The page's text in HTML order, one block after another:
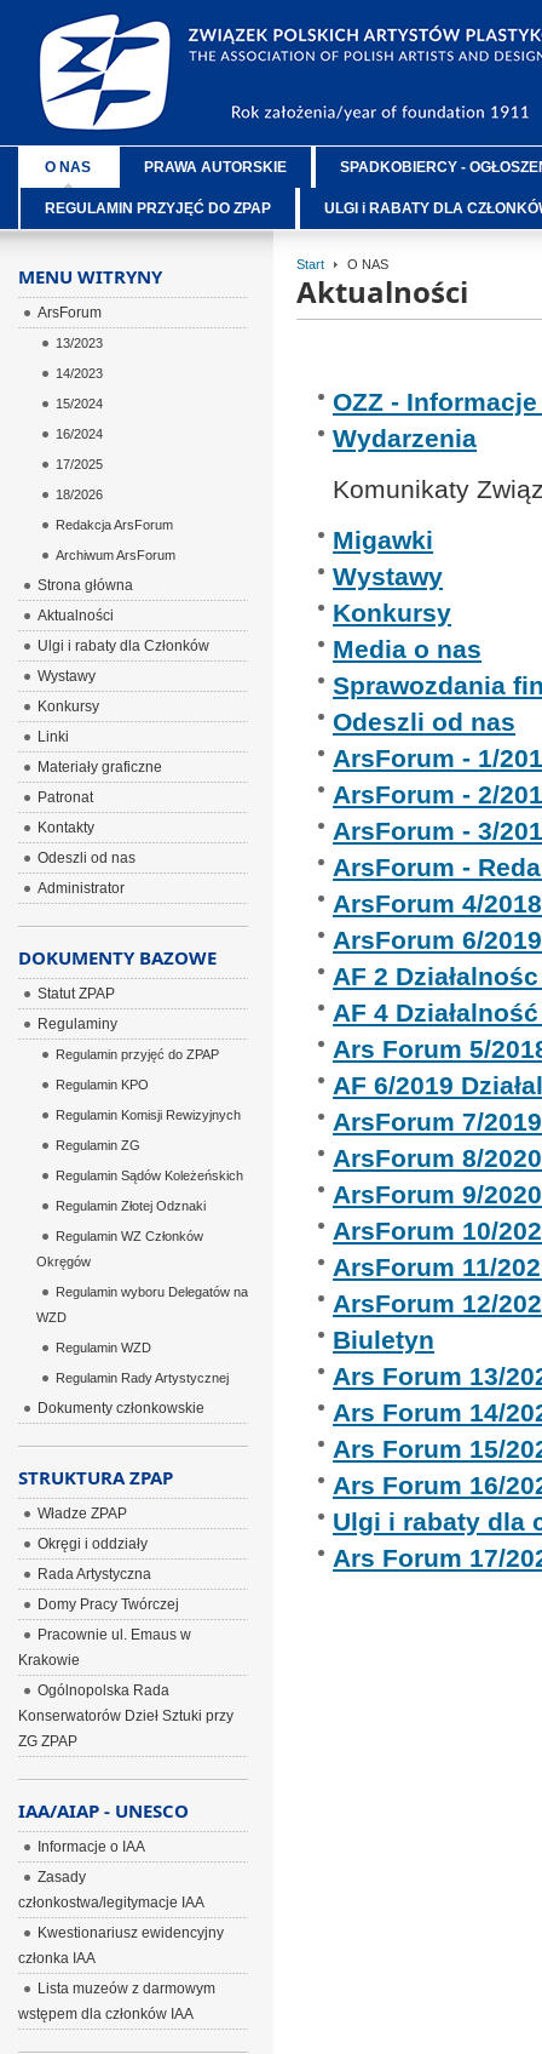
O NAS PRAWA AUTORSKIE SPADKOBIERCY -
REGULAMIN PRZYJĘĆ DO ZPAP ULGI i RABATY DLA
Start O NAS
Aktualności
OZZ -
Wydarzenia
Komunikaty
Migawki
Wystawy
Konkursy
Media o nas
Sprawozdania
Odeszli od nas
ArsForum - 1/
ArsForum - 2/
ArsForum - 3/
ArsForum -
ArsForum 4/2018
ArsForum 6/2019
AF 2
AF 4
Ars Forum 5/
AF 6/2019
ArsForum 7/2019
ArsForum 8/2020
ArsForum 9/2020
ArsForum 10/
ArsForum 11/
ArsForum 12/
Biuletyn
Ars Forum 13/
Ars Forum 14/
Ars Forum 15/
Ars Forum 16/
Ulgi i rabaty dla
Ars Forum 17/
MENU WITRYNY
ArsForum
13/2023
14/2023
15/2024
16/2024
17/2025
18/2026
Redakcja ArsForum
Archiwum ArsForum
Strona główna
Aktualności
Ulgi i rabaty dla Członków
Wystawy
Konkursy
Linki
Materiały graficzne
Patronat
Kontakty
Odeszli od nas
Administrator
DOKUMENTY BAZOWE
Statut ZPAP
Regulaminy
Regulamin przyjęć do ZPAP
Regulamin KPO
Regulamin Komisji Rewizyjnych
Regulamin ZG
Regulamin Sądów Koleżeńskich
Regulamin Złotej Odznaki
Regulamin WZ Członków
Okręgów
Regulamin wyboru Delegatów na
WZD
Regulamin WZD
Regulamin Rady Artystycznej
Dokumenty członkowskie
STRUKTURA ZPAP
Władze ZPAP
Okręgi i oddziały
Rada Artystyczna
Domy Pracy Twórczej
Pracownie ul. Emaus w
Krakowie
Ogólnopolska Rada
Konserwatorów Dzieł Sztuki przy
ZG ZPAP
IAA/AIAP - UNESCO
Informacje o IAA
Zasady
członkostwa/legitymacje IAA
Kwestionariusz ewidencyjny
członka IAA
Lista muzeów z darmowym
wstępem dla członków IAA